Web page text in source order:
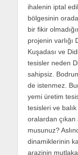
ihalenin iptal
bölgesinin
bir fikir
projenin varlığı
Kuşadası ve
tesisler neden
sahipsiz.
de istenmez.
yemi üretim
tesisleri ve
oralardan
musunuz?
dinamiklerinin
arazinin